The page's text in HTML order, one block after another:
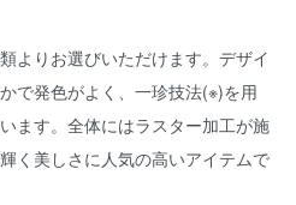
よりお選びいただけます。デザイ
で発色がよく、一珍技法(※)を用
ます。全体にはラスター加工が施
く美しさに人気の高いアイテムで